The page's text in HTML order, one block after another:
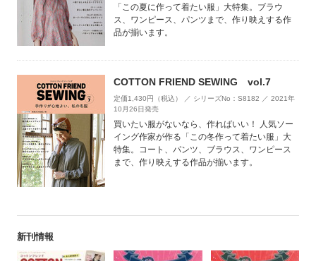
「この夏に作って着たい服」大特集。ブラウ
ス、ワンピース、パンツまで、作り映えする作
品が揃います。
COTTON FRIEND SEWING vol.7
定価1,430円（税込） ／ シリーズNo：S8182 ／ 2021年
10月26日発売
買いたい服がないなら、作ればいい！ 人気ソー
イング作家が作る「この冬作って着たい服」大
特集。コート、パンツ、ブラウス、ワンピース
まで、作り映えする作品が揃います。
新刊情報